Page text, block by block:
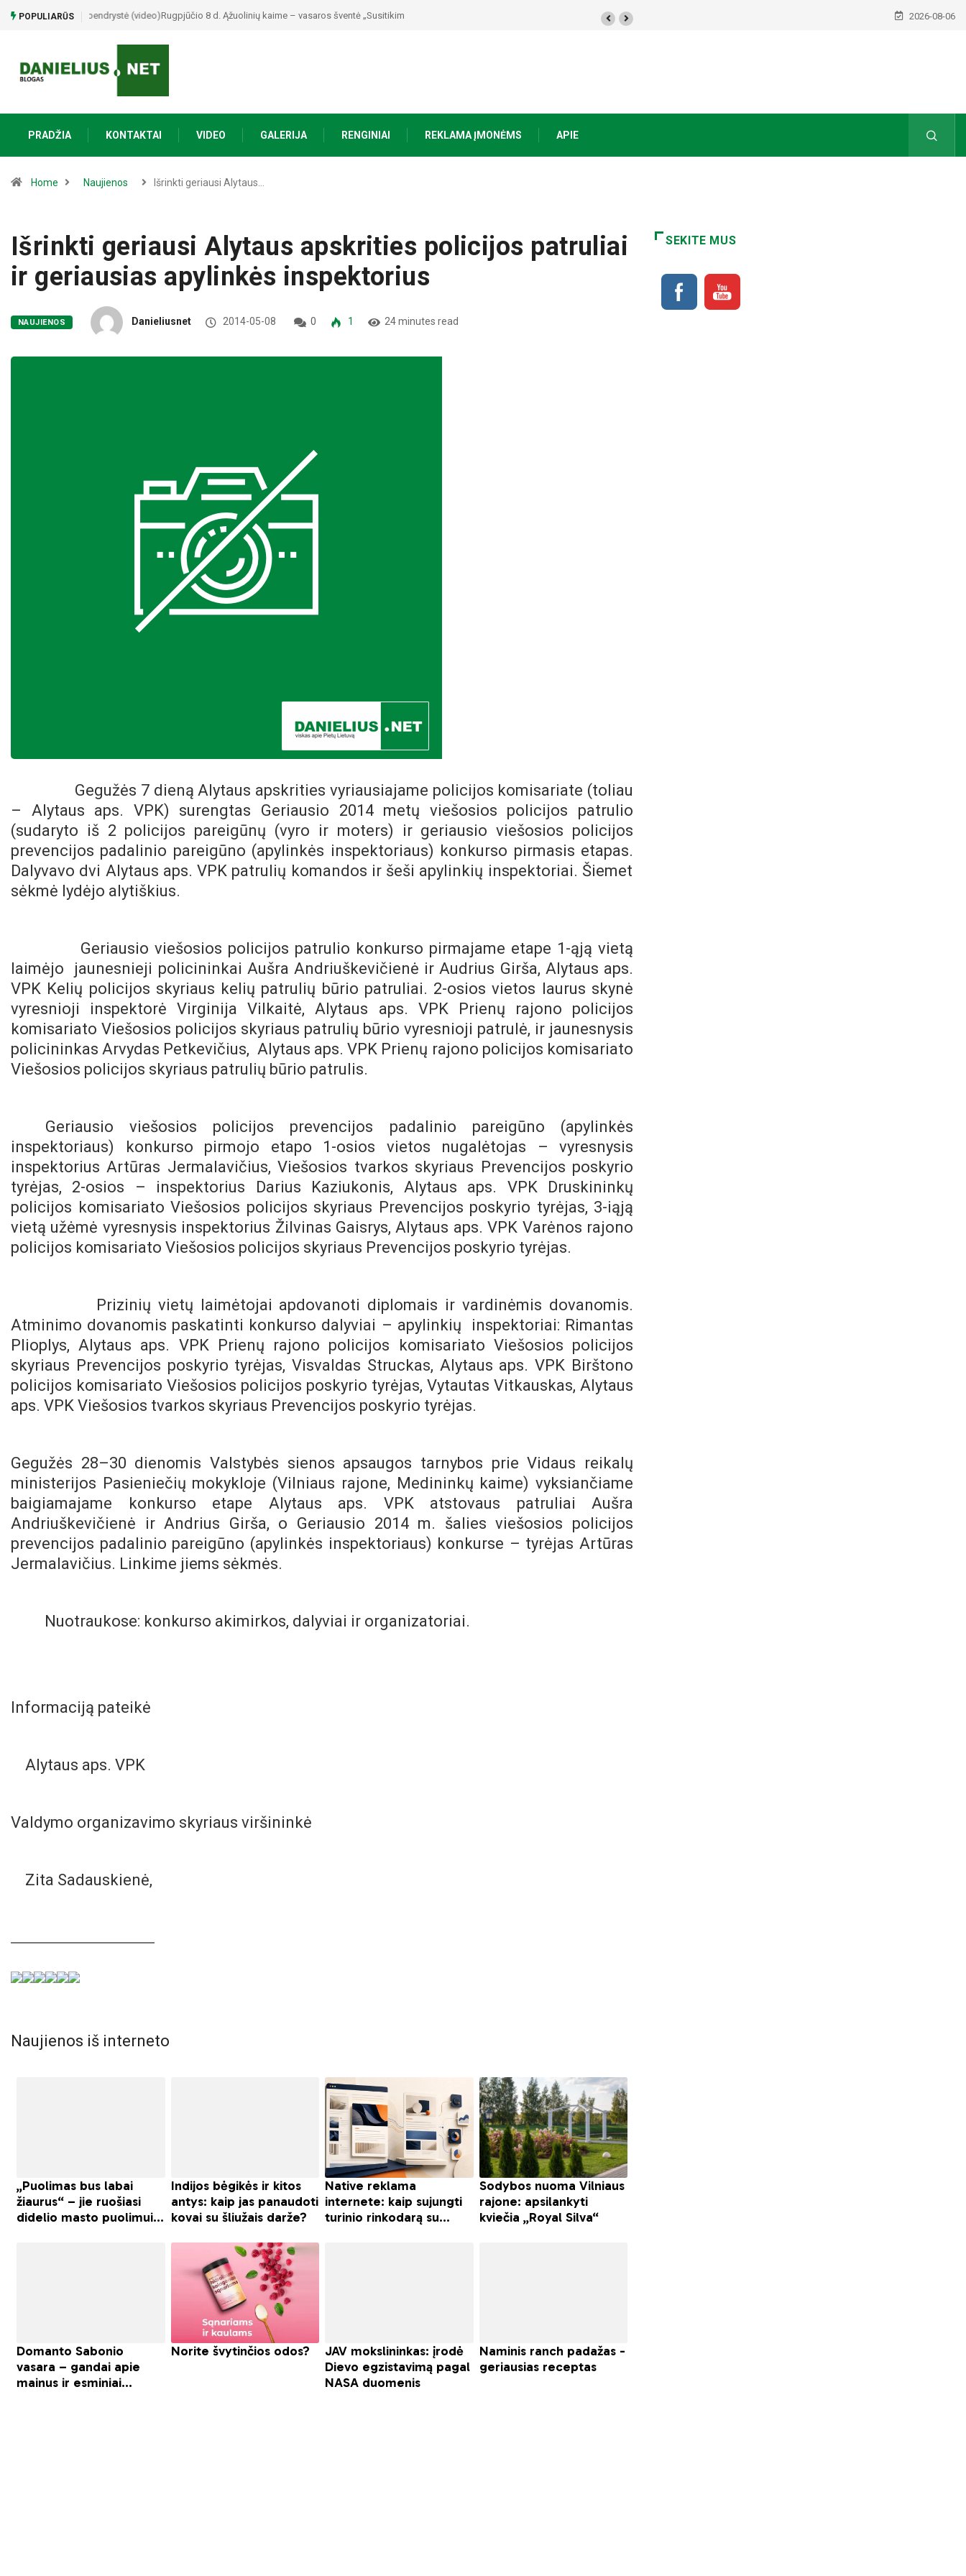
POPULIARŪS Rugpjūčio 8 d. Ąžuolinių kaime – vasaros šventė „Susitikime Ąžuoliniuose“ 2026-08-06
PRADŽIA KONTAKTAI VIDEO GALERIJA RENGINIAI REKLAMA ĮMONĖMS APIE
Home Naujienos Išrinkti geriausi Alytaus…
Išrinkti geriausi Alytaus apskrities policijos patruliai
ir geriausias apylinkės inspektorius
NAUJIENOS Danieliusnet 2014-05-08 0 1 24 minutes read
Gegužės 7 dieną Alytaus apskrities vyriausiajame policijos komisariate (toliau
– Alytaus aps. VPK) surengtas Geriausio 2014 metų viešosios policijos patrulio
(sudaryto iš 2 policijos pareigūnų (vyro ir moters) ir geriausio viešosios policijos
prevencijos padalinio pareigūno (apylinkės inspektoriaus) konkurso pirmasis etapas.
Dalyvavo dvi Alytaus aps. VPK patrulių komandos ir šeši apylinkių inspektoriai. Šiemet
sėkmė lydėjo alytiškius.
Geriausio viešosios policijos patrulio konkurso pirmajame etape 1-ąją vietą
laimėjo
jaunesnieji policininkai Aušra Andriuškevičienė ir Audrius Girša, Alytaus aps.
VPK Kelių policijos skyriaus kelių patrulių būrio patruliai. 2-osios vietos laurus skynė
vyresnioji inspektorė Virginija Vilkaitė, Alytaus aps. VPK Prienų rajono policijos
komisariato Viešosios policijos skyriaus patrulių būrio vyresnioji patrulė, ir jaunesnysis
policininkas Arvydas Petkevičius, Alytaus aps. VPK Prienų rajono policijos komisariato
Viešosios policijos skyriaus patrulių būrio patrulis.
Geriausio viešosios policijos prevencijos padalinio pareigūno (apylinkės
inspektoriaus) konkurso pirmojo etapo 1-osios vietos nugalėtojas – vyresnysis
inspektorius Artūras Jermalavičius, Viešosios tvarkos skyriaus Prevencijos poskyrio
tyrėjas, 2-osios – inspektorius Darius Kaziukonis, Alytaus aps. VPK Druskininkų
policijos komisariato Viešosios policijos skyriaus Prevencijos poskyrio tyrėjas, 3-iąją
vietą užėmė vyresnysis inspektorius Žilvinas Gaisrys, Alytaus aps. VPK Varėnos rajono
policijos komisariato Viešosios policijos skyriaus Prevencijos poskyrio tyrėjas.
Prizinių vietų laimėtojai apdovanoti diplomais ir vardinėmis dovanomis.
Atminimo dovanomis paskatinti konkurso dalyviai – apylinkių
inspektoriai: Rimantas
Plioplys, Alytaus aps. VPK Prienų rajono policijos komisariato Viešosios policijos
skyriaus Prevencijos poskyrio tyrėjas, Visvaldas Struckas, Alytaus aps. VPK Birštono
policijos komisariato Viešosios policijos poskyrio tyrėjas, Vytautas Vitkauskas, Alytaus
aps. VPK Viešosios tvarkos skyriaus Prevencijos poskyrio tyrėjas.
Gegužės 28–30 dienomis Valstybės sienos apsaugos tarnybos prie Vidaus reikalų
ministerijos Pasieniečių mokykloje (Vilniaus rajone, Medininkų kaime) vyksiančiame
baigiamajame konkurso etape Alytaus aps. VPK atstovaus patruliai Aušra
Andriuškevičienė ir Andrius Girša, o Geriausio 2014 m. šalies viešosios policijos
prevencijos padalinio pareigūno (apylinkės inspektoriaus) konkurse – tyrėjas Artūras
Jermalavičius. Linkime jiems sėkmės.
Nuotraukose: konkurso akimirkos, dalyviai ir organizatoriai.
Informaciją pateikė
Alytaus aps. VPK
Valdymo organizavimo skyriaus viršininkė
Zita Sadauskienė,
Naujienos iš interneto
SEKITE MUS